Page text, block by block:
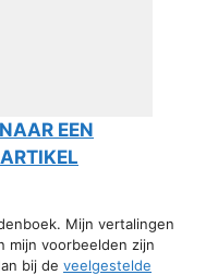
EEN
Mijn vertalingen
mijn voorbeelden zijn
bij de veelgestelde